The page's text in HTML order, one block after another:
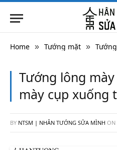
Home » Tướng mặt »
Tướng lông
mày cụp xuống
BY NTSM | NHÂN TƯỚNG SỬA MÌNH ON